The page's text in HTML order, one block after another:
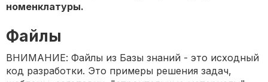
номенклатуры.
Файлы
ВНИМАНИЕ: Файлы из Базы знаний - это исходный
код разработки. Это примеры решения задач,